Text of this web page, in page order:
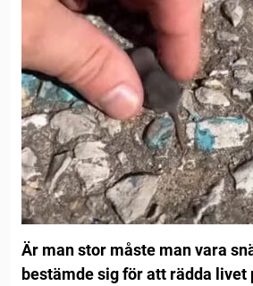
Är man stor måste man vara
bestämde sig för att rädda livet